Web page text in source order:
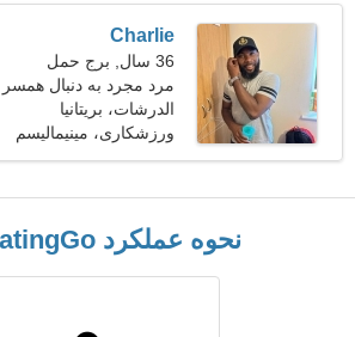
Charlie
36 سال, برج حمل
31
الدرشات، بریتانیا
ورزشکاری، مینیمالیسم
نحوه عملکرد GbrDatingGo